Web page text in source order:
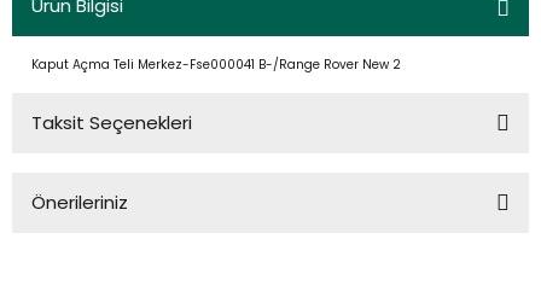
Ürün Bilgisi
Kaput Açma Teli Merkez-Fse000041 B-/Range Rover New 2
Taksit Seçenekleri
Önerileriniz